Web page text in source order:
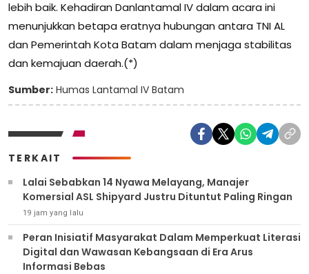
lebih baik. Kehadiran Danlantamal IV dalam acara ini
menunjukkan betapa eratnya hubungan antara TNI AL
dan Pemerintah Kota Batam dalam menjaga stabilitas
dan kemajuan daerah.(*)
Sumber: Humas Lantamal IV Batam
TERKAIT
Lalai Sebabkan 14 Nyawa Melayang, Manajer
Komersial ASL Shipyard Justru Dituntut Paling Ringan
19 jam yang lalu
Peran Inisiatif Masyarakat Dalam Memperkuat Literasi
Digital dan Wawasan Kebangsaan di Era Arus
Informasi Bebas